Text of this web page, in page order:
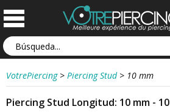
VotrePiercing > Piercing Stud > 10 mm
Piercing Stud Longitud: 10 mm - 10